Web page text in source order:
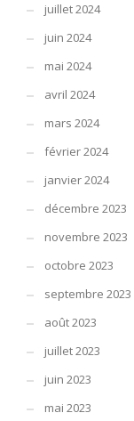
juillet 2024
juin 2024
mai 2024
avril 2024
mars 2024
février 2024
janvier 2024
décembre 2023
novembre 2023
octobre 2023
septembre 2023
août 2023
juillet 2023
juin 2023
mai 2023